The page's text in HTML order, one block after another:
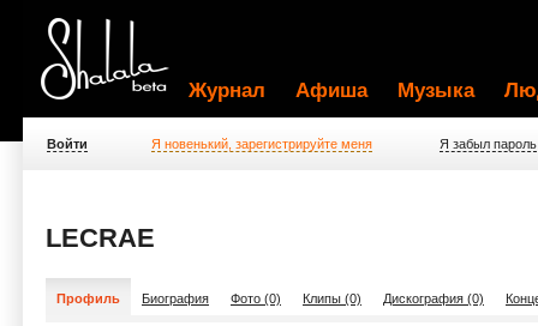
Журнал Афиша Музыка
Войти Я новенький, зарегистрируйте меня Я забыл пароль
LECRAE
Профиль Биография Фото (0) Клипы (0) Дискография (0)